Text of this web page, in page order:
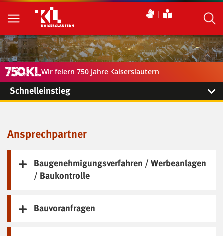
Wir feiern 750 Jahre Kaiserslautern
Schnelleinstieg
Ansprechpartner
Baugenehmigungsverfahren / Werbeanlagen
/ Baukontrolle
Bauvoranfragen